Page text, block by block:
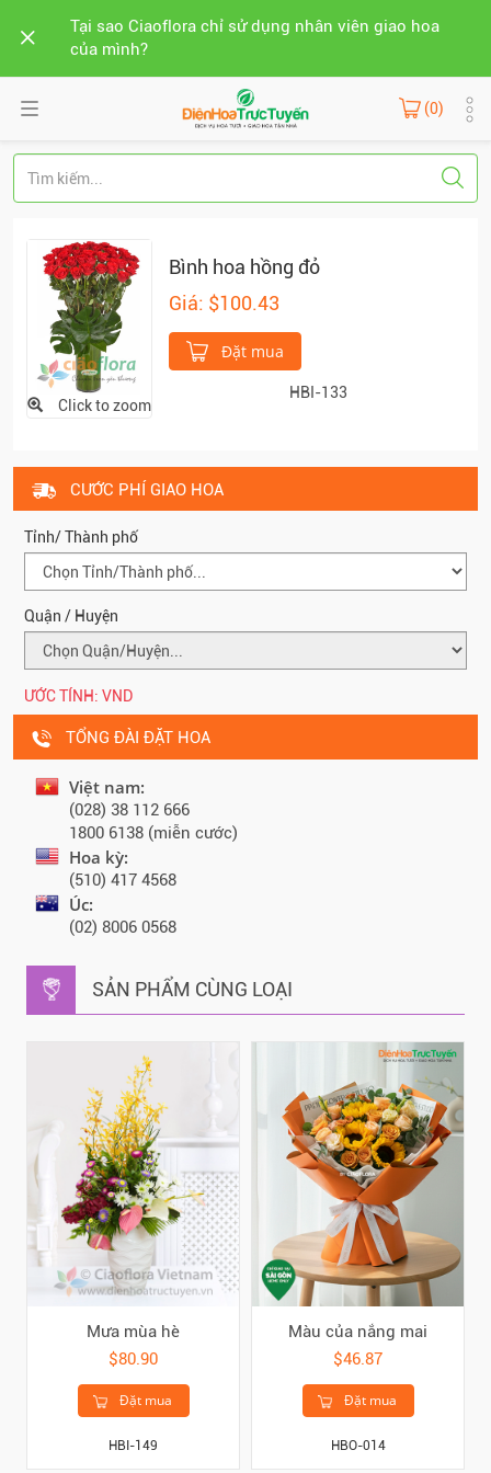
Tại sao Ciaoflora chỉ sử dụng nhân viên giao hoa
của mình?
(0)
Click to zoom
Bình hoa hồng đỏ
Giá: $100.43
Đặt mua
HBI-133
CƯỚC PHÍ GIAO HOA
Tỉnh/ Thành phố
Quận / Huyện
ƯỚC TÍNH: VND
TỔNG ĐÀI ĐẶT HOA
Việt nam:
(028) 38 112 666
1800 6138 (miễn cước)
Hoa kỳ:
(510) 417 4568
Úc:
(02) 8006 0568
SẢN PHẨM CÙNG LOẠI
Mưa mùa hè
$80.90
Đặt mua
HBI-149
Màu của nắng mai
$46.87
Đặt mua
HBO-014